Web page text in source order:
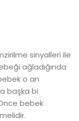
sinyalleri ile
ağladığında
o an
başka bi
bebek